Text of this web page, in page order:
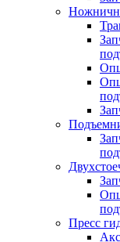
Пресс